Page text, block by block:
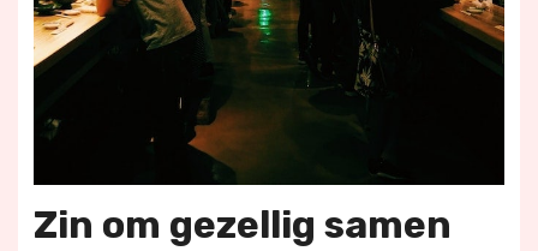
Zin om gezellig samen